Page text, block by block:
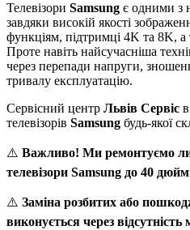
Телевізори Samsung є одними з
завдяки високій якості
функціям, підтримці 4K та 8K, а
Проте навіть найсучасніша
через перепади напруги,
тривалу експлуатацію.
Сервісний центр Львів Сервіс
телевізорів Samsung будь-якої
⚠️ Важливо! Ми ремонтуємо
телевізори Samsung до 40
⚠️ Заміна розбитих або
виконується через